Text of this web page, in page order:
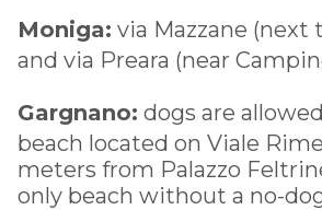
Moniga: via Mazzane (next
and via Preara (near
Gargnano: dogs are
beach located on Viale
meters from Palazzo
only beach without a no-